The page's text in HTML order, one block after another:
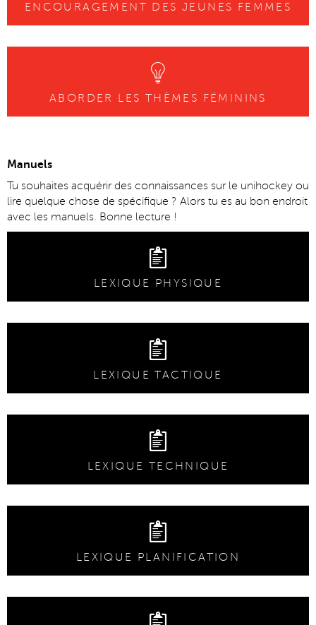
ENCOURAGEMENT DES JEUNES FEMMES
ABORDER LES THÈMES FÉMININS
Manuels
Tu souhaites acquérir des connaissances sur le unihockey ou
lire quelque chose de spécifique ? Alors tu es au bon endroit
avec les manuels. Bonne lecture !
LEXIQUE PHYSIQUE
LEXIQUE TACTIQUE
LEXIQUE TECHNIQUE
LEXIQUE PLANIFICATION